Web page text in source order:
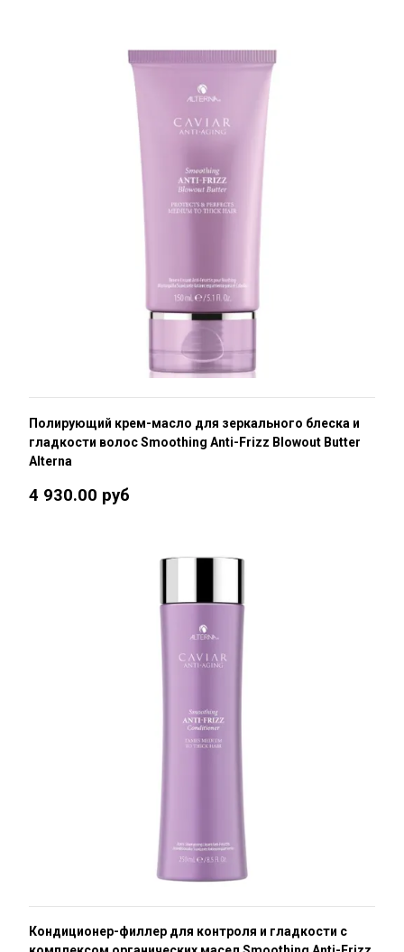
Полирующий крем-масло для зеркального блеска и
гладкости волос Smoothing Anti-Frizz Blowout Butter
Alterna
4 930.00 руб
Кондиционер-филлер для контроля и гладкости с